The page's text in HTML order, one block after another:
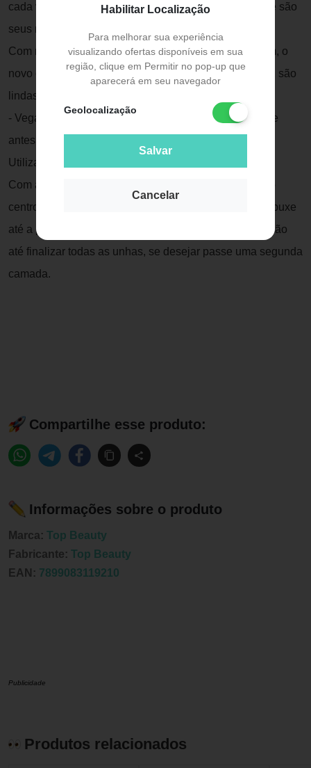
Habilitar Localização
Para melhorar sua experiência
visualizando ofertas disponíveis em sua
região, clique em Permitir no pop-up que
aparecerá em seu navegador
Geolocalização
Salvar
Cancelar
cada vez mais os seus produtos, desta vez a novidade são
seus novos esmaltes...
Com nova fórmula, novo aplicador, e nova embalagem, o
novo esmalte promete ser ainda melhor que o anterior, são
lindas cores para você se apaixonar!
- Vegano - Não testado em animais Modo de uso: Agite
antes de aplicar sobre as unhas.
Utilizar sempre uma base de unhas antes do esmalte.
Com as unhas limpas aplique uma gota de esmalte no
centro da unha, espalhe até a base da unha e depois puxe
até a ponta fazendo uma linha reta, repita essa operação
até finalizar todas as unhas, se desejar passe uma segunda
camada.
Compartilhe esse produto:
Informações sobre o produto
Marca: Top Beauty
Fabricante: Top Beauty
EAN: 7899083119210
Publicidade
Produtos relacionados